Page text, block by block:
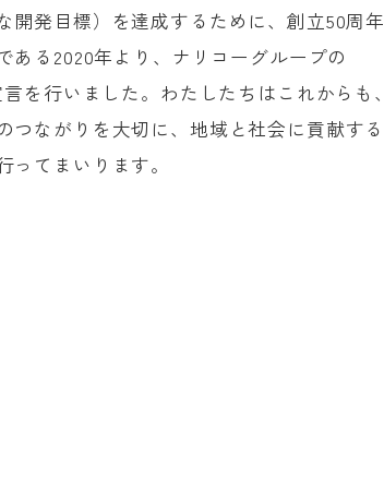
開発目標）を達成するために、創立50周年
ある2020年より、ナリコーグループの
を行いました。わたしたちはこれからも、
つながりを大切に、地域と社会に貢献する
ってまいります。